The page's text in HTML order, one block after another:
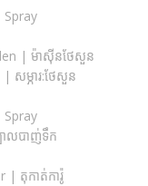
| ម៉ាស៊ីនថែសួន
សម្ភារ:ថែសួន
ាលបាញ់ទឹក
| តុកាត់ការ៉ូ